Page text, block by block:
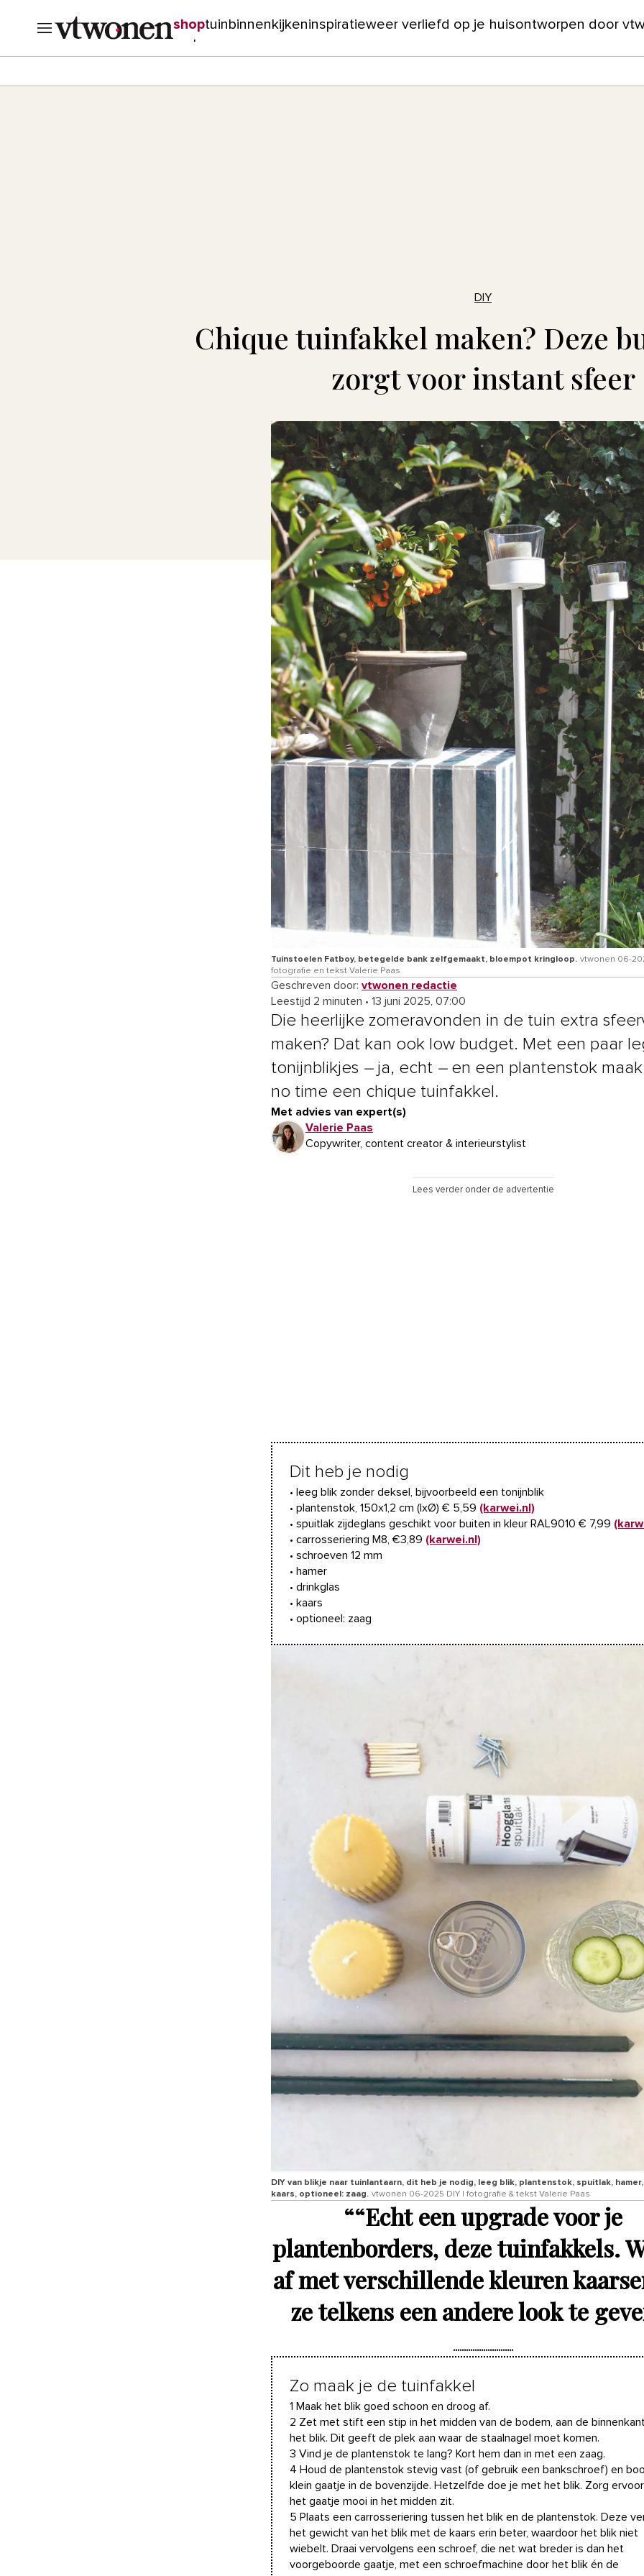
shoptuin binnenkijkeninspiratieweer verliefd op je huisontworpen door
verbouwen
DIY
Chique tuinfakkel maken? Deze
zorgt voor instant sfeer
Tuinstoelen Fatboy, betegelde bank zelfgemaakt, bloempot kringloop. vtwonen 06-
fotografie en tekst Valerie Paas
Geschreven door: vtwonen redactie
Leestijd 2 minuten • 13 juni 2025, 07:00
Die heerlijke zomeravonden in de tuin extra
maken? Dat kan ook low budget. Met een paar
tonijnblikjes –ja, echt –en een plantenstok maak
no time een chique tuinfakkel.
Met advies van expert(s)
Valerie Paas
Copywriter, content creator & interieurstylist
Lees verder onder de advertentie
Dit heb je nodig
• leeg blik zonder deksel, bijvoorbeeld een tonijnblik
• plantenstok, 150x1,2 cm (lxØ) € 5,59 (karwei.nl)
• spuitlak zijdeglans geschikt voor buiten in kleur RAL9010 € 7,99
• carrosseriering M8, €3,89 (karwei.nl)
• schroeven 12 mm
• hamer
• drinkglas
• kaars
• optioneel: zaag
DIY van blikje naar tuinlantaarn, dit heb je nodig, leeg blik, plantenstok, spuitlak,
kaars, optioneel: zaag. vtwonen 06-2025 DIY | fotografie & tekst Valerie Paas
““Echt een upgrade voor je
plantenborders, deze tuinfakkels.
af met verschillende kleuren
ze telkens een andere look te
Zo maak je de tuinfakkel
1 Maak het blik goed schoon en droog af.
2 Zet met stift een stip in het midden van de bodem, aan de
het blik. Dit geeft de plek aan waar de staalnagel moet komen.
3 Vind je de plantenstok te lang? Kort hem dan in met een zaag.
4 Houd de plantenstok stevig vast (of gebruik een bankschroef) en
klein gaatje in de bovenzijde. Hetzelfde doe je met het blik. Zorg
het gaatje mooi in het midden zit.
5 Plaats een carrosseriering tussen het blik en de plantenstok. Deze
het gewicht van het blik met de kaars erin beter, waardoor het blik niet
wiebelt. Draai vervolgens een schroef, die net wat breder is dan het
voorgeboorde gaatje, met een schroefmachine door het blik én de